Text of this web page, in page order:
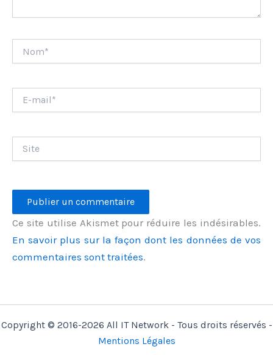
mail*
Ce site utilise Akismet pour réduire les indésirables.
En savoir plus sur la façon dont les données de vos
commentaires sont traitées.
Copyright © 2016-2026 All IT Network - Tous droits réservés -
Mentions Légales